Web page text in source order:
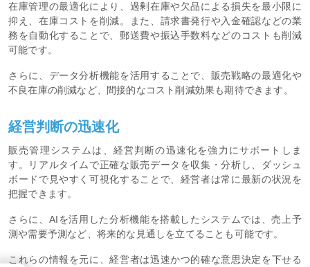
在庫管理の最適化により、過剰在庫や欠品による損失を最小限に
抑え、在庫コストを削減。また、請求書発行や入金確認などの業
務を自動化することで、郵送費や振込手数料などのコストも削減
可能です。
さらに、データ分析機能を活用することで、販売戦略の最適化や
不良在庫の削減など、間接的なコスト削減効果も期待できます。
経営判断の迅速化
販売管理システムは、経営判断の迅速化を強力にサポートしま
す。リアルタイムで正確な販売データを収集・分析し、ダッシュ
ボードで見やすく可視化することで、経営者は常に最新の状況を
把握できます。
さらに、AIを活用した分析機能を搭載したシステムでは、売上予
測や需要予測など、将来的な見通しを立てることも可能です。
これらの情報を元に、経営者は迅速かつ的確な意思決定を下せる